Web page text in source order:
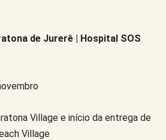
de Jurerê | Hospital SOS
Village e início da entrega de
Village